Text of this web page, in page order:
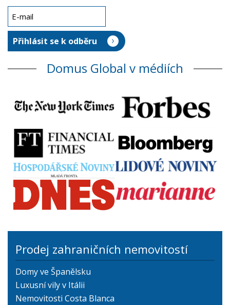
Domus Global v médiích
Prodej zahraničních nemovitostí
Domy ve Španělsku
Luxusní vily v Itálii
Nemovitosti Costa Blanca